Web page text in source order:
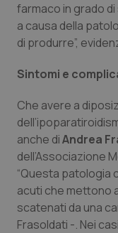
farmaco in grado
a causa della
di produrre”,
Sintomi e
Che avere a
anche diAndrea
dell’Associazione
“Questa patologia
acuti che mettono
scatenati da una
Frasoldati -. Nei